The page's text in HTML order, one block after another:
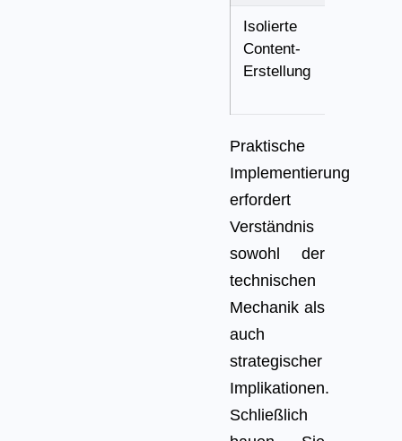
Isolierte
Content-
Erstellung
Praktische
Implementierung
erfordert
Verständnis
sowohl der
technischen
Mechanik als
auch
strategischer
Implikationen.
Schließlich